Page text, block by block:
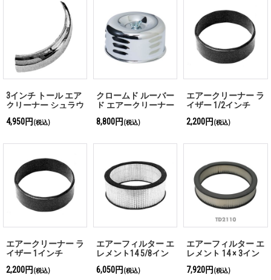
3インチ トール エア
クリーナー シュラウ
4,950円 (税込)
クロームド ルーバー
ド エアークリーナー
8,800円 (税込)
エアークリーナー ラ
イザー 1/2インチ
2,200円 (税込)
エアークリーナー ラ
イザー 1インチ
2,200円 (税込)
エアーフィルター エ
レメント14 5/8イン
イアングラー
6,050円 (税込)
エアーフィルター エ
レメント 14 × 3イン
7,920円 (税込)